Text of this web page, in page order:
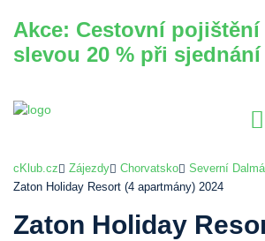
Akce: Cestovní pojištění
slevou 20 % při
cKlub.cz Zájezdy Chorvatsko
Severní
Zaton Holiday Resort (4 apartmány) 2024
Zaton Holiday